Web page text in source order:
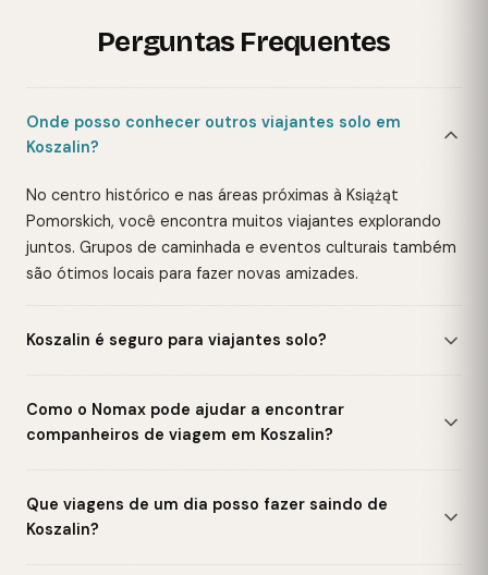
Perguntas Frequentes
Onde posso conhecer outros viajantes solo em
Koszalin?
No centro histórico e nas áreas próximas à Książąt
Pomorskich, você encontra muitos viajantes explorando
juntos. Grupos de caminhada e eventos culturais também
são ótimos locais para fazer novas amizades.
Koszalin é seguro para viajantes solo?
Como o Nomax pode ajudar a encontrar
companheiros de viagem em Koszalin?
Que viagens de um dia posso fazer saindo de
Koszalin?